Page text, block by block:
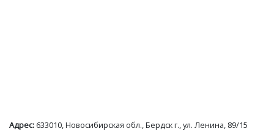
Адрес: 633010, Новосибирская обл., Бердск г., ул. Ленина, 89/15